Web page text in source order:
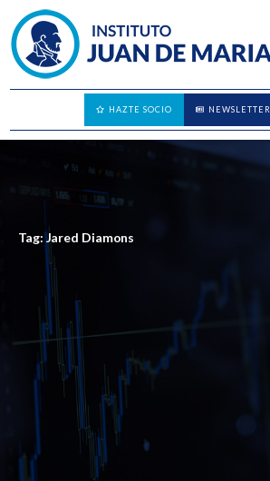
NEWSLETTER
HAZTE SOCIO
Tag: Jared Diamons